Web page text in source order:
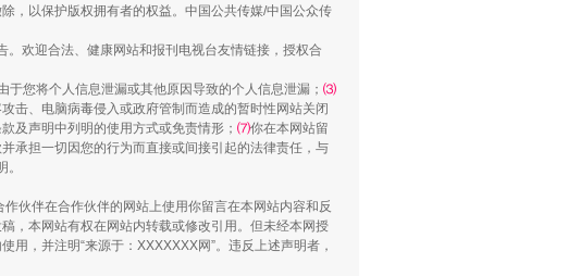
，以保护版权拥有者的权益。中国公共传媒/中国公众传
欢迎合法、健康网站和报刊电视台友情链接，授权合
于您将个人信息泄漏或其他原因导致的个人信息泄漏； ⑶
击、电脑病毒侵入或政府管制而造成的暂时性网站关闭
及声明中列明的使用方式或免责情形； ⑺你在本网站留
承担一切因您的行为而直接或间接引起的法律责任，与
伙伴在合作伙伴的网站上使用你留言在本网站内容和反
，本网站有权在网站内转载或修改引用。但未经本网授
，并注明“来源于：XXXXXXX网”。违反上述声明者，